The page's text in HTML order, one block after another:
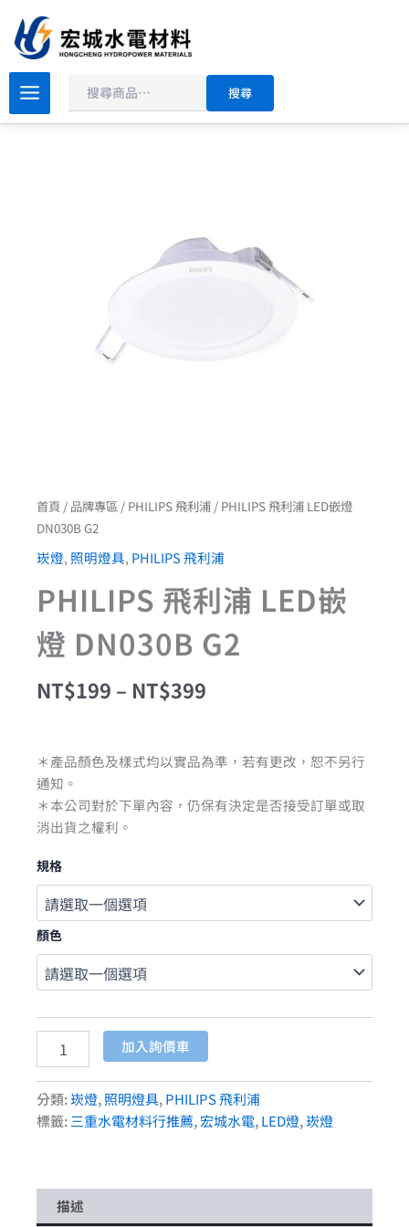
要
容
尋
搜尋
首頁 / 品牌專區 / PHILIPS 飛利浦 / PHILIPS 飛利浦 LED嵌燈
DN030B G2
崁燈, 照明燈具, PHILIPS 飛利浦
PHILIPS 飛利浦 LED嵌
燈 DN030B G2
NT$199 – NT$399
價
範
＊產品顏色及樣式均以實品為準，若有更改，恕不另行
通知。
＊本公司對於下單內容，仍保有決定是否接受訂單或取
消出貨之權利。
規格
顏色
PHILIPS
飛
利
加入詢價車
分類:崁燈,照明燈具,PHILIPS 飛利浦
標籤:三重水電材料行推薦,宏城水電,LED燈,崁燈
描述